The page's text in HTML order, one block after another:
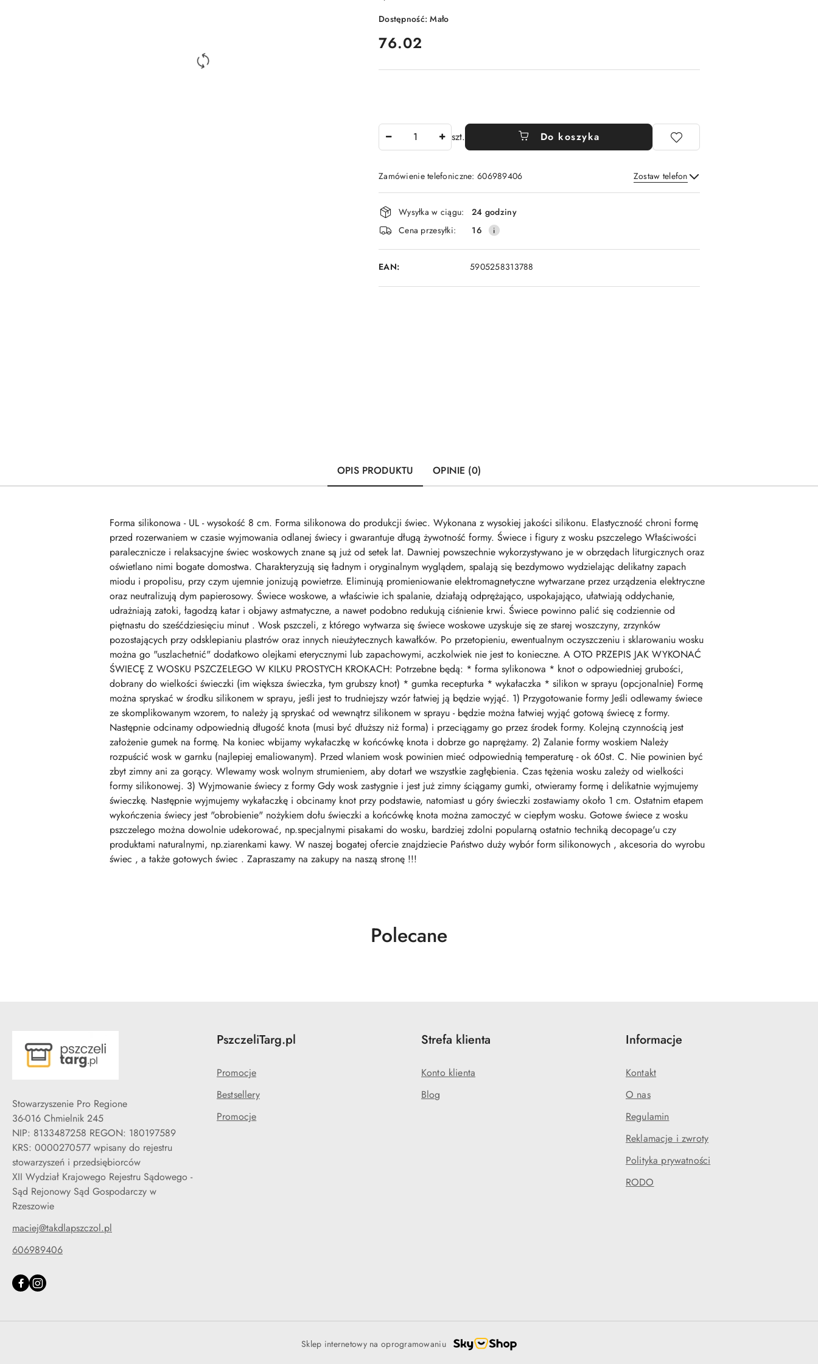
Dostępność:Mało
cena:
76.02
szt. Do koszyka
Zamówienie telefoniczne: 606989406 Zostaw telefon
Wyślij
Dostępność
i
dostawa
Wysyłka w ciągu:
24 godziny
Cena przesyłki:
16
EAN: 5905258313788
OPIS PRODUKTU OPINIE (0)
Forma silikonowa - UL - wysokość 8 cm. Forma silikonowa do produkcji świec. Wykonana z wysokiej jakości silikonu. Elastyczność chroni formę
przed rozerwaniem w czasie wyjmowania odlanej świecy i gwarantuje długą żywotność formy. Świece i figury z wosku pszczelego Właściwości
paralecznicze i relaksacyjne świec woskowych znane są już od setek lat. Dawniej powszechnie wykorzystywano je w obrzędach liturgicznych oraz
oświetlano nimi bogate domostwa. Charakteryzują się ładnym i oryginalnym wyglądem, spalają się bezdymowo wydzielając delikatny zapach
miodu i propolisu, przy czym ujemnie jonizują powietrze. Eliminują promieniowanie elektromagnetyczne wytwarzane przez urządzenia elektryczne
oraz neutralizują dym papierosowy. Świece woskowe, a właściwie ich spalanie, działają odprężająco, uspokajająco, ułatwiają oddychanie,
udrażniają zatoki, łagodzą katar i objawy astmatyczne, a nawet podobno redukują ciśnienie krwi. Świece powinno palić się codziennie od
piętnastu do sześćdziesięciu minut . Wosk pszczeli, z którego wytwarza się świece woskowe uzyskuje się ze starej woszczyny, zrzynków
pozostających przy odsklepianiu plastrów oraz innych nieużytecznych kawałków. Po przetopieniu, ewentualnym oczyszczeniu i sklarowaniu wosku
można go "uszlachetnić" dodatkowo olejkami eterycznymi lub zapachowymi, aczkolwiek nie jest to konieczne. A OTO PRZEPIS JAK WYKONAĆ
ŚWIECĘ Z WOSKU PSZCZELEGO W KILKU PROSTYCH KROKACH: Potrzebne będą: * forma sylikonowa * knot o odpowiedniej grubości,
dobrany do wielkości świeczki (im większa świeczka, tym grubszy knot) * gumka recepturka * wykałaczka * silikon w sprayu (opcjonalnie) Formę
można spryskać w środku silikonem w sprayu, jeśli jest to trudniejszy wzór łatwiej ją będzie wyjąć. 1) Przygotowanie formy Jeśli odlewamy świece
ze skomplikowanym wzorem, to należy ją spryskać od wewnątrz silikonem w sprayu - będzie można łatwiej wyjąć gotową świecę z formy.
Następnie odcinamy odpowiednią długość knota (musi być dłuższy niż forma) i przeciągamy go przez środek formy. Kolejną czynnością jest
założenie gumek na formę. Na koniec wbijamy wykałaczkę w końcówkę knota i dobrze go naprężamy. 2) Zalanie formy woskiem Należy
rozpuścić wosk w garnku (najlepiej emaliowanym). Przed wlaniem wosk powinien mieć odpowiednią temperaturę - ok 60st. C. Nie powinien być
zbyt zimny ani za gorący. Wlewamy wosk wolnym strumieniem, aby dotarł we wszystkie zagłębienia. Czas tężenia wosku zależy od wielkości
formy silikonowej. 3) Wyjmowanie świecy z formy Gdy wosk zastygnie i jest już zimny ściągamy gumki, otwieramy formę i delikatnie wyjmujemy
świeczkę. Następnie wyjmujemy wykałaczkę i obcinamy knot przy podstawie, natomiast u góry świeczki zostawiamy około 1 cm. Ostatnim etapem
wykończenia świecy jest "obrobienie" nożykiem dołu świeczki a końcówkę knota można zamoczyć w ciepłym wosku. Gotowe świece z wosku
pszczelego można dowolnie udekorować, np.specjalnymi pisakami do wosku, bardziej zdolni popularną ostatnio techniką decopage'u czy
produktami naturalnymi, np.ziarenkami kawy. W naszej bogatej ofercie znajdziecie Państwo duży wybór form silikonowych , akcesoria do wyrobu
świec , a także gotowych świec . Zapraszamy na zakupy na naszą stronę !!!
Produkty
Polecane
Stowarzyszenie Pro Regione
36-016 Chmielnik 245
NIP: 8133487258 REGON: 180197589
KRS: 0000270577 wpisany do rejestru
stowarzyszeń i przedsiębiorców
XII Wydział Krajowego Rejestru Sądowego -
Sąd Rejonowy Sąd Gospodarczy w
Rzeszowie
maciej@takdlapszczol.pl
606989406
PszczeliTarg.pl
Promocje
Bestsellery
Promocje
Strefa klienta
Konto klienta
Blog
Informacje
Kontakt
O nas
Regulamin
Reklamacje i zwroty
Polityka prywatności
RODO
Sklep internetowy na oprogramowaniu